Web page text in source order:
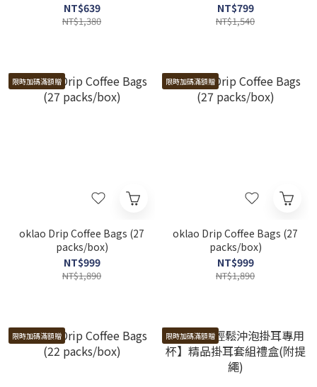
NT$639
NT$1,380
NT$799
NT$1,540
限時加碼滿額贈
oklao Drip Coffee Bags (27
packs/box)
NT$999
NT$1,890
限時加碼滿額贈
oklao Drip Coffee Bags (27
packs/box)
NT$999
NT$1,890
限時加碼滿額贈 限時加碼滿額贈